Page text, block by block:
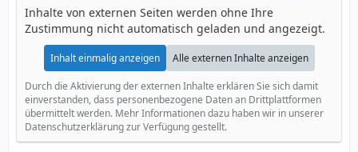
Inhalte von externen Seiten werden ohne Ihre
Zustimmung nicht automatisch geladen und angezeigt.
Inhalt einmalig anzeigen Alle externen Inhalte anzeigen
Durch die Aktivierung der externen Inhalte erklären Sie sich damit
einverstanden, dass personenbezogene Daten an Drittplattformen
übermittelt werden. Mehr Informationen dazu haben wir in unserer
Datenschutzerklärung zur Verfügung gestellt.